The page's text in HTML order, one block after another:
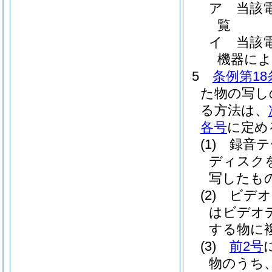
ア
当該
覧
イ
当該
機器に
5
条例第18
た物の写
る方法は、
各号に定
(1)
録音
ディスク
写したも
(2)
ビデ
はビデオ
する物に
(3)
前2号
物のうち